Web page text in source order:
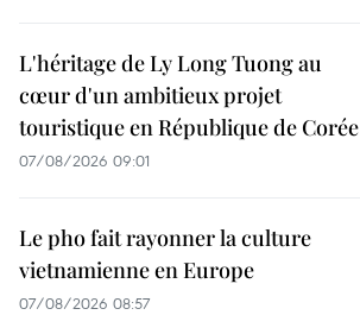
L'héritage de Ly Long Tuong au
cœur d'un ambitieux projet
touristique en République de Corée
07/08/2026 09:01
Le pho fait rayonner la culture
vietnamienne en Europe
07/08/2026 08:57